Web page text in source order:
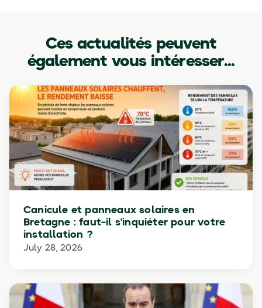
Ces actualités peuvent
également vous intéresser...
Canicule et panneaux solaires en
Bretagne : faut-il s'inquiéter pour votre
installation ?
July 28, 2026